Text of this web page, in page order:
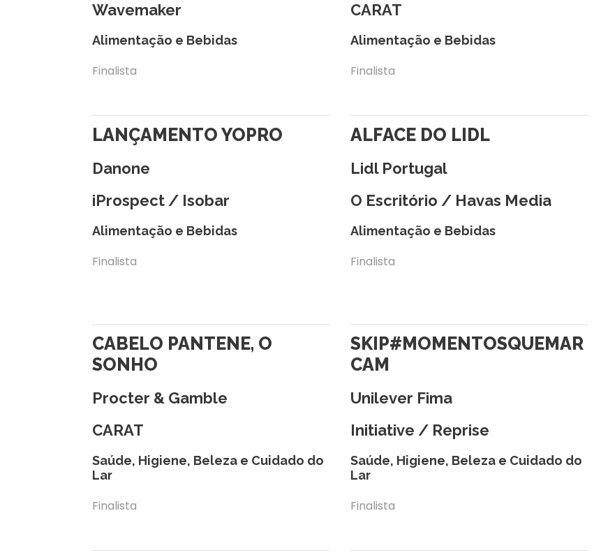
Wavemaker
Alimentação e Bebidas
Finalista
CARAT
Alimentação e Bebidas
Finalista
LANÇAMENTO YOPRO
Danone
iProspect / Isobar
Alimentação e Bebidas
Finalista
ALFACE DO LIDL
Lidl Portugal
O Escritório / Havas Media
Alimentação e Bebidas
Finalista
CABELO PANTENE, O
SONHO
Procter & Gamble
CARAT
Saúde, Higiene, Beleza e Cuidado do
Lar
Finalista
SKIP#MOMENTOSQUEMAR
CAM
Unilever Fima
Initiative / Reprise
Saúde, Higiene, Beleza e Cuidado do
Lar
Finalista